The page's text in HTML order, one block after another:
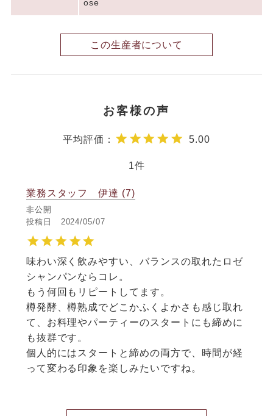
ose
この生産者について
5.00
1
業務スタッフ 伊達 7
非公開
投稿日
2024/05/07
味わい深く飲みやすい、バランスの取れたロゼ
シャンパンならコレ。
もう何回もリピートしてます。
樽発酵、樽熟成でどこかふくよかさも感じ取れ
て、お料理やパーティーのスタートにも締めに
も抜群です。
個人的にはスタートと締めの両方で、時間が経
って変わる印象を楽しみたいですね。